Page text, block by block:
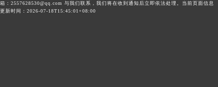
箱：2557628530@qq.com 与我们联系，我们将在收到通知后立即依法处理。当前页面信息
更新时间：2026-07-18T15:45:01+08:00